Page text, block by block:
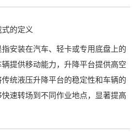
的定义
安装在汽车、轻卡或专用底盘上的
提供移动能力，升降平台提供高空
统液压升降平台的稳定性和车辆的
速转场到不同作业地点，显著提高